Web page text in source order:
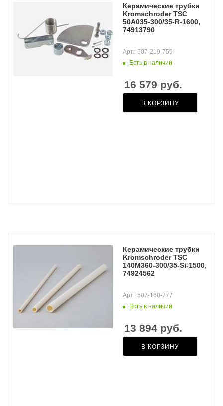
Керамические трубки
Kromschroder TSC
50A035-300/35-R-1600,
74913790
Есть в наличии
Арт.: 507-219-759
16 579 руб.
В КОРЗИНУ
Керамические трубки
Kromschroder TSC
140M360-300/35-Si-1500,
74924562
Есть в наличии
Арт.: 507-160-777
13 894 руб.
В КОРЗИНУ